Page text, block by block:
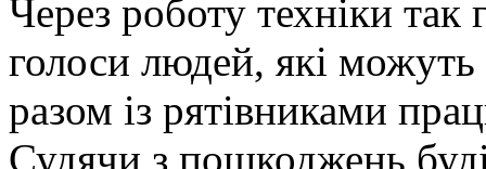
Через роботу техніки
голоси людей, які
разом із рятівниками
Судячи з пошкоджень